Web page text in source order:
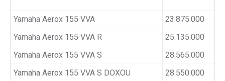
Yamaha Aerox 155 VVA
23.875.000
Yamaha Aerox 155 VVA R
25.135.000
Yamaha Aerox 155 VVA S
28.565.000
Yamaha Aerox 155 VVA S DOXOU
28.550.000